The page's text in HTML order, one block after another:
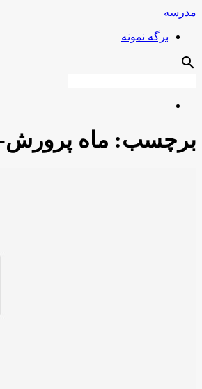
مدرسه
برگه نمونه
search
برچسب: ماه